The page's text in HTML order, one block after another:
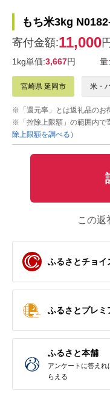
もち米3kg
寄付金額:11,000円
1kg単価:3,667円 量:
宮崎県 延岡市 米・
※「還元率」とは返礼品のお
※「控除上限額」の範囲内で
除上限額を調べる）
この返
ふるさとチョイ
ふるさとプレミ
ふるさと本舗
アンケートに答えれ
らえる